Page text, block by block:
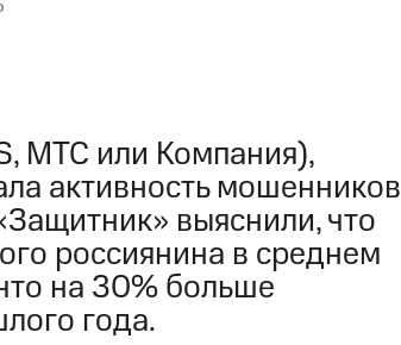
МТС или Компания),
активность мошенников
выяснили, что
россиянина в среднем
на 30% больше
года.